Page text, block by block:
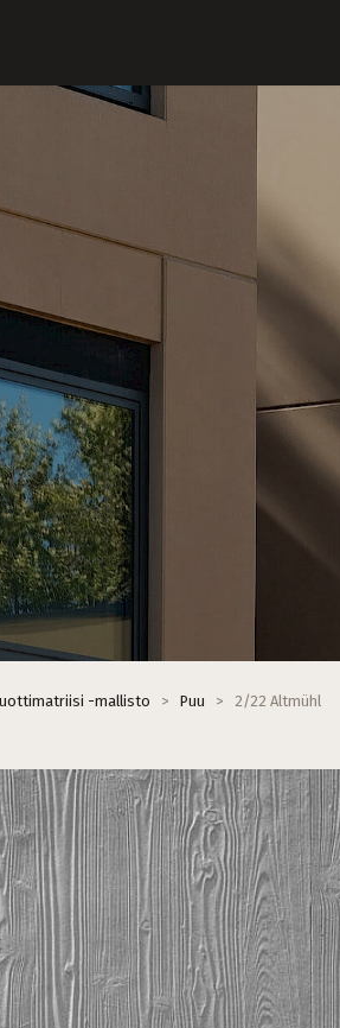
-mallisto > Puu > 2/22 Altmühl